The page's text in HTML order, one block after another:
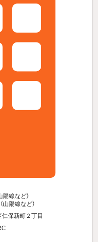
陽線など）
山陽線など）
保新町２丁目